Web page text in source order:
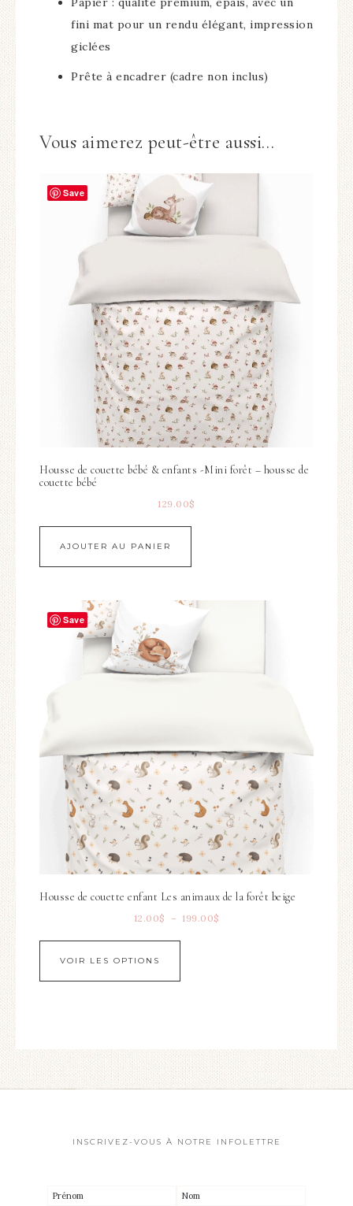
fini mat pour un rendu élégant, impression
giclées
Prête à encadrer (cadre non inclus)
Vous aimerez peut-être aussi…
Save
Housse de couette bébé & enfants -Mini forêt – housse de
couette bébé
129.00$
AJOUTER AU PANIER
Save
Housse de couette enfant Les animaux de la forêt beige
12.00$ – 199.00$
VOIR LES OPTIONS
INSCRIVEZ-VOUS À NOTRE INFOLETTRE